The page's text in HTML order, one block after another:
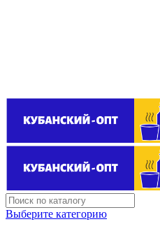
Выберите категорию